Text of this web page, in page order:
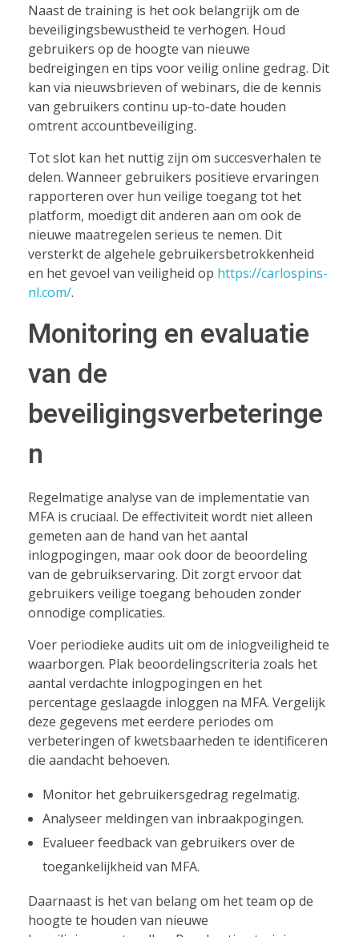
Naast de training is het ook belangrijk om de
beveiligingsbewustheid te verhogen. Houd
gebruikers op de hoogte van nieuwe
bedreigingen en tips voor veilig online gedrag. Dit
kan via nieuwsbrieven of webinars, die de kennis
van gebruikers continu up-to-date houden
omtrent accountbeveiliging.
Tot slot kan het nuttig zijn om succesverhalen te
delen. Wanneer gebruikers positieve ervaringen
rapporteren over hun veilige toegang tot het
platform, moedigt dit anderen aan om ook de
nieuwe maatregelen serieus te nemen. Dit
versterkt de algehele gebruikersbetrokkenheid
en het gevoel van veiligheid op https://carlospins-
nl.com/.
Monitoring en evaluatie
van de
beveiligingsverbeteringe
n
Regelmatige analyse van de implementatie van
MFA is cruciaal. De effectiviteit wordt niet alleen
gemeten aan de hand van het aantal
inlogpogingen, maar ook door de beoordeling
van de gebruikservaring. Dit zorgt ervoor dat
gebruikers veilige toegang behouden zonder
onnodige complicaties.
Voer periodieke audits uit om de inlogveiligheid te
waarborgen. Plak beoordelingscriteria zoals het
aantal verdachte inlogpogingen en het
percentage geslaagde inloggen na MFA. Vergelijk
deze gegevens met eerdere periodes om
verbeteringen of kwetsbaarheden te identificeren
die aandacht behoeven.
Monitor het gebruikersgedrag regelmatig.
Analyseer meldingen van inbraakpogingen.
Evalueer feedback van gebruikers over de
toegankelijkheid van MFA.
Daarnaast is het van belang om het team op de
hoogte te houden van nieuwe